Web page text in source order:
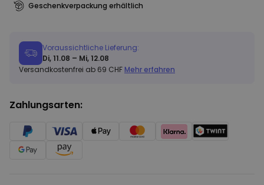
Geschenkverpackung erhältlich
Voraussichtliche Lieferung:
Di, 11.08 – Mi, 12.08
Versandkostenfrei ab 69 CHF Mehr erfahren
Zahlungsarten: